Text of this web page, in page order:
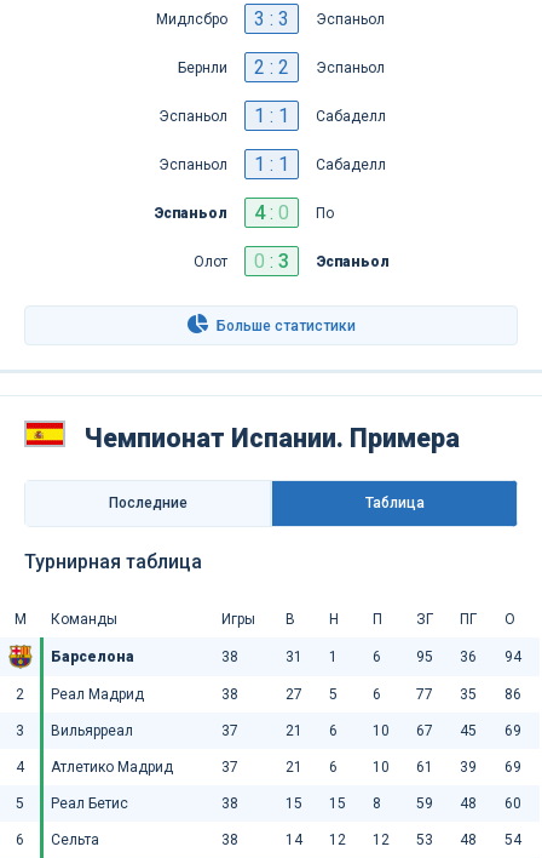
Мидлсбро 3 : 3 Эспаньол
Бернли 2 : 2 Эспаньол
Эспаньол 1 : 1 Сабаделл
Эспаньол 1 : 1 Сабаделл
Эспаньол 4: 0 По
Олот 0 : 3 Эспаньол
Больше статистики
Чемпионат Испании. Примера
Последниe Таблица
Турнирная таблица
М Команды Игры В Н П ЗГ ПГ О
Барселона 38 31 1 6 95 36 94
2 Реал Мадрид 38 27 5 6 77 35 86
3 Вильярреал 37 21 6 10 67 45 69
4 Атлетико Мадрид 37 21 6 10 61 39 69
5 Реал Бетис 38 15 15 8 59 48 60
6 Сельта 38 14 12 12 53 48 54